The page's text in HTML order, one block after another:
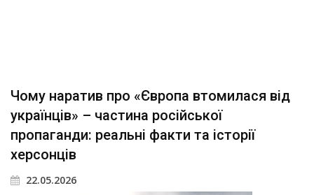
Чому наратив про «Європа втомилася від
українців» – частина російської
пропаганди: реальні факти та історії
херсонців
22.05.2026